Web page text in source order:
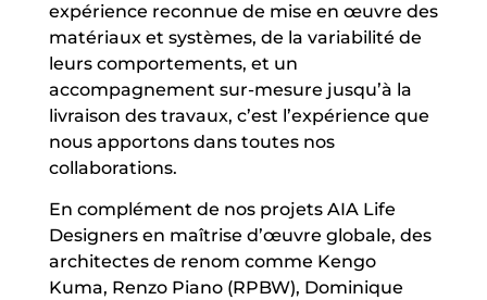
expérience reconnue de mise en œuvre des
matériaux et systèmes, de la variabilité de
leurs comportements, et un
accompagnement sur-mesure jusqu’à la
livraison des travaux, c’est l’expérience que
nous apportons dans toutes nos
collaborations.
En complément de nos projets AIA Life
Designers en maîtrise d’œuvre globale, des
architectes de renom comme Kengo
Kuma, Renzo Piano (RPBW), Dominique